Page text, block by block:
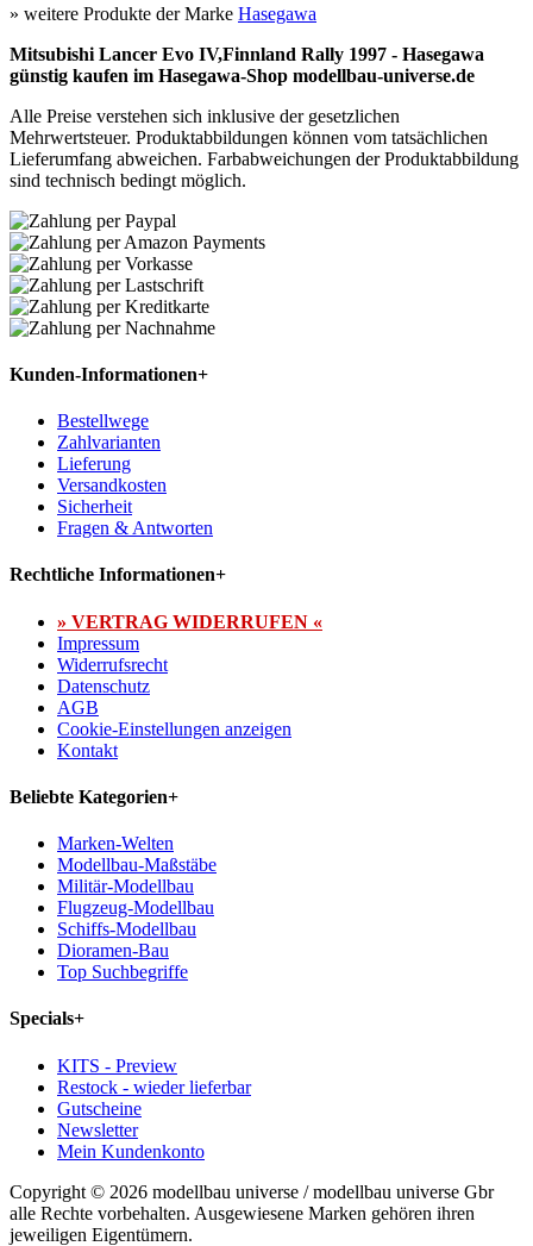
» weitere Produkte der Marke Hasegawa
Mitsubishi Lancer Evo IV,Finnland Rally 1997 - Hasegawa
günstig kaufen im Hasegawa-Shop modellbau-universe.de
Alle Preise verstehen sich inklusive der gesetzlichen
Mehrwertsteuer. Produktabbildungen können vom tatsächlichen
Lieferumfang abweichen. Farbabweichungen der Produktabbildung
sind technisch bedingt möglich.
Kunden-Informationen+
Bestellwege
Zahlvarianten
Lieferung
Versandkosten
Sicherheit
Fragen & Antworten
Rechtliche Informationen+
» VERTRAG WIDERRUFEN «
Impressum
Widerrufsrecht
Datenschutz
AGB
Cookie-Einstellungen anzeigen
Kontakt
Beliebte Kategorien+
Marken-Welten
Modellbau-Maßstäbe
Militär-Modellbau
Flugzeug-Modellbau
Schiffs-Modellbau
Dioramen-Bau
Top Suchbegriffe
Specials+
KITS - Preview
Restock - wieder lieferbar
Gutscheine
Newsletter
Mein Kundenkonto
Copyright © 2026 modellbau universe / modellbau universe Gbr
alle Rechte vorbehalten. Ausgewiesene Marken gehören ihren
jeweiligen Eigentümern.